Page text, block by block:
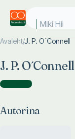
Miki Hiir
Avaleht/J. P. O´Connell
J. P. O´Connell
Autorina )
Autorina